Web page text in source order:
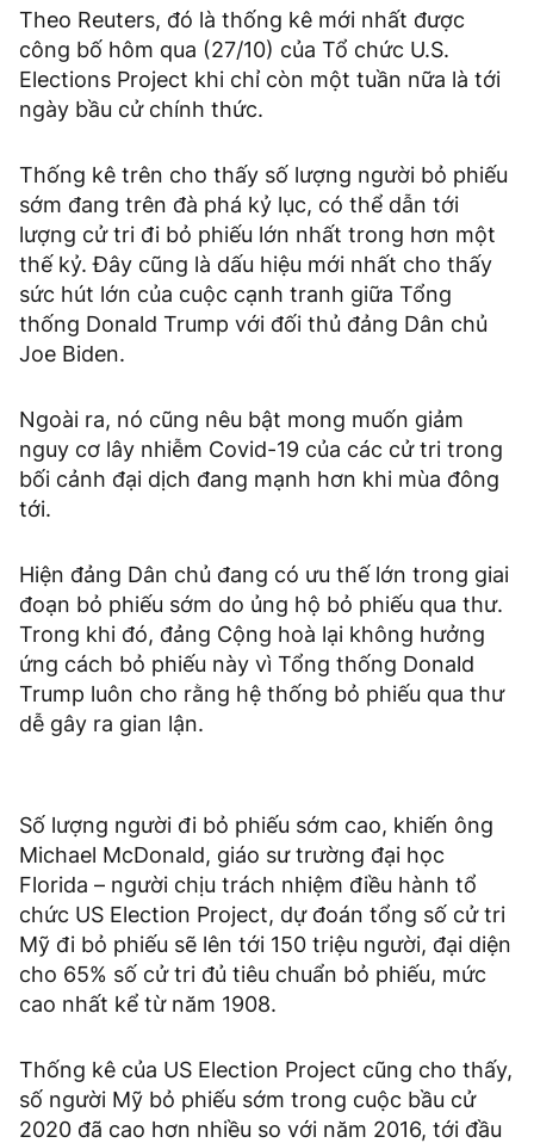
Theo Reuters, đó là thống kê mới nhất được
công bố hôm qua (27/10) của Tổ chức U.S.
Elections Project khi chỉ còn một tuần nữa là tới
ngày bầu cử chính thức.
Thống kê trên cho thấy số lượng người bỏ phiếu
sớm đang trên đà phá kỷ lục, có thể dẫn tới
lượng cử tri đi bỏ phiếu lớn nhất trong hơn một
thế kỷ. Đây cũng là dấu hiệu mới nhất cho thấy
sức hút lớn của cuộc cạnh tranh giữa Tổng
thống Donald Trump với đối thủ đảng Dân chủ
Joe Biden.
Ngoài ra, nó cũng nêu bật mong muốn giảm
nguy cơ lây nhiễm Covid-19 của các cử tri trong
bối cảnh đại dịch đang mạnh hơn khi mùa đông
tới.
Hiện đảng Dân chủ đang có ưu thế lớn trong giai
đoạn bỏ phiếu sớm do ủng hộ bỏ phiếu qua thư.
Trong khi đó, đảng Cộng hoà lại không hưởng
ứng cách bỏ phiếu này vì Tổng thống Donald
Trump luôn cho rằng hệ thống bỏ phiếu qua thư
dễ gây ra gian lận.
Số lượng người đi bỏ phiếu sớm cao, khiến ông
Michael McDonald, giáo sư trường đại học
Florida – người chịu trách nhiệm điều hành tổ
chức US Election Project, dự đoán tổng số cử tri
Mỹ đi bỏ phiếu sẽ lên tới 150 triệu người, đại diện
cho 65% số cử tri đủ tiêu chuẩn bỏ phiếu, mức
cao nhất kể từ năm 1908.
Thống kê của US Election Project cũng cho thấy,
số người Mỹ bỏ phiếu sớm trong cuộc bầu cử
2020 đã cao hơn nhiều so với năm 2016, tới đầu